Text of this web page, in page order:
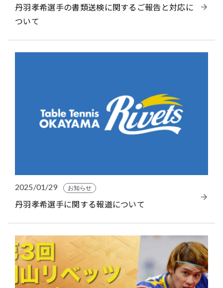
丹羽孝希選手の書類送検に関するご報告と対応に
ついて
2025/01/29 お知らせ
丹羽孝希選手に関する報道について